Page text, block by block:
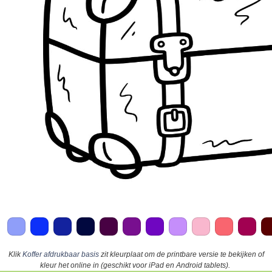
KlikKoffer afdrukbaar basiszit kleurplaat om de printbare versie te bekijken of
kleur het online in (geschikt voor iPad en Android tablets).